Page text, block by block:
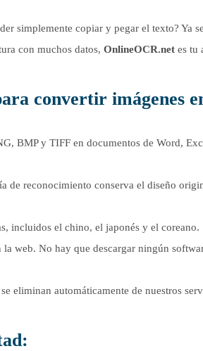
simplemente copiar y pegar el texto? Ya
con muchos datos, OnlineOCR.net es tu
convertir imágenes
BMP y TIFF en documentos de Word,
de reconocimiento conserva el diseño
incluidos el chino, el japonés y el coreano.
la web. No hay que descargar ningún
eliminan automáticamente de nuestros